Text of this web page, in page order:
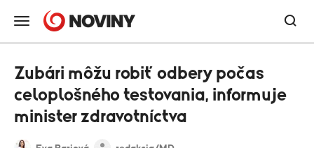
Zubári môžu robiť odbery počas
celoplošného testovania, informuje
minister zdravotníctva